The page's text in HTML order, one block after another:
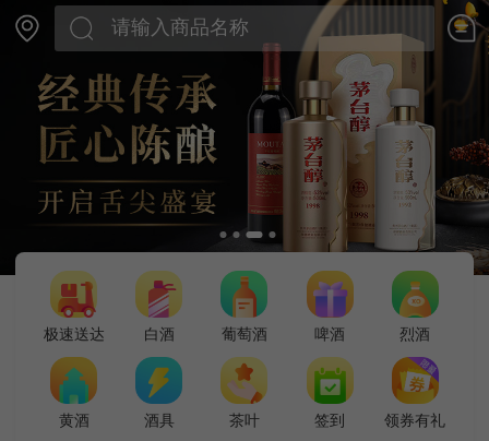
极速送达 白酒 葡萄酒 啤酒 烈酒
黄酒 酒具 茶叶 签到 领券有礼